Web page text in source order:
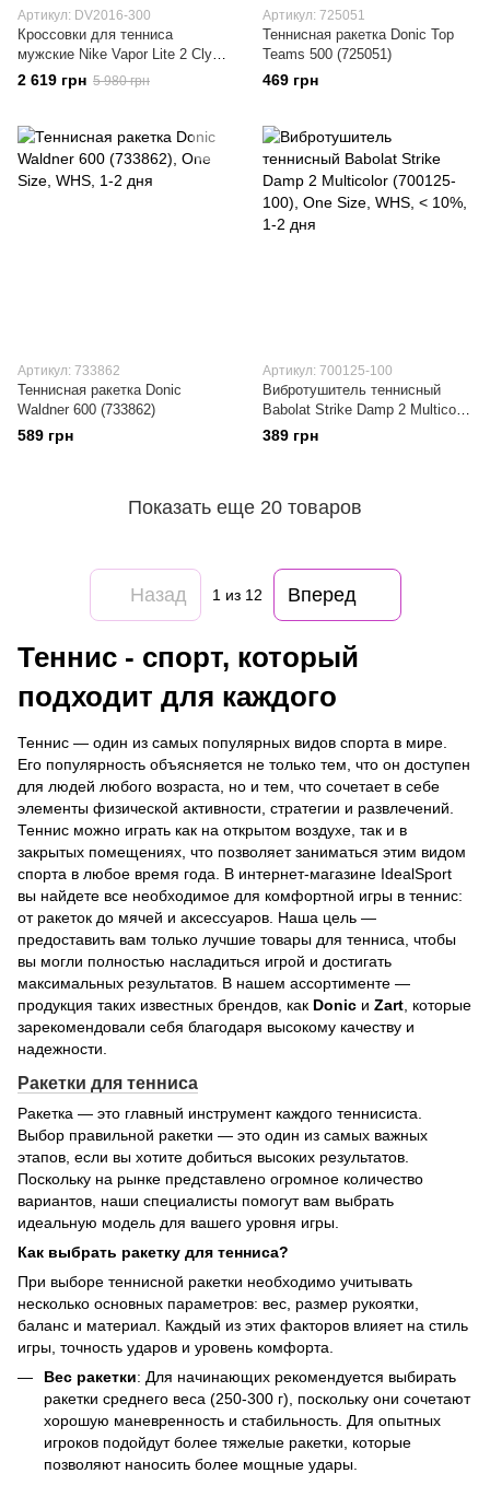
Артикул: DV2016-300
Кроссовки для тенниса
мужские Nike Vapor Lite 2 Cly
(DV2016-300)
2 619 грн 5 980 грн
Артикул: 725051
Теннисная ракетка Donic Top
Teams 500 (725051)
469 грн
Артикул: 733862
Теннисная ракетка Donic
Waldner 600 (733862)
589 грн
Артикул: 700125-100
Вибротушитель теннисный
Babolat Strike Damp 2 Multicolor
(700125-100)
389 грн
Показать еще 20 товаров
Назад 1 из 12 Вперед
Теннис - спорт, который
подходит для каждого
Теннис — один из самых популярных видов спорта в мире.
Его популярность объясняется не только тем, что он доступен
для людей любого возраста, но и тем, что сочетает в себе
элементы физической активности, стратегии и развлечений.
Теннис можно играть как на открытом воздухе, так и в
закрытых помещениях, что позволяет заниматься этим видом
спорта в любое время года. В интернет-магазине IdealSport
вы найдете все необходимое для комфортной игры в теннис:
от ракеток до мячей и аксессуаров. Наша цель —
предоставить вам только лучшие товары для тенниса, чтобы
вы могли полностью насладиться игрой и достигать
максимальных результатов. В нашем ассортименте —
продукция таких известных брендов, как Donic и Zart , которые
зарекомендовали себя благодаря высокому качеству и
надежности.
Ракетки для тенниса
Ракетка — это главный инструмент каждого теннисиста.
Выбор правильной ракетки — это один из самых важных
этапов, если вы хотите добиться высоких результатов.
Поскольку на рынке представлено огромное количество
вариантов, наши специалисты помогут вам выбрать
идеальную модель для вашего уровня игры.
Как выбрать ракетку для тенниса?
При выборе теннисной ракетки необходимо учитывать
несколько основных параметров: вес, размер рукоятки,
баланс и материал. Каждый из этих факторов влияет на стиль
игры, точность ударов и уровень комфорта.
Вес ракетки: Для начинающих рекомендуется выбирать
ракетки среднего веса (250-300 г), поскольку они сочетают
хорошую маневренность и стабильность. Для опытных
игроков подойдут более тяжелые ракетки, которые
позволяют наносить более мощные удары.